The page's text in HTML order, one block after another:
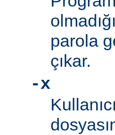
parola
çıkar.
-x